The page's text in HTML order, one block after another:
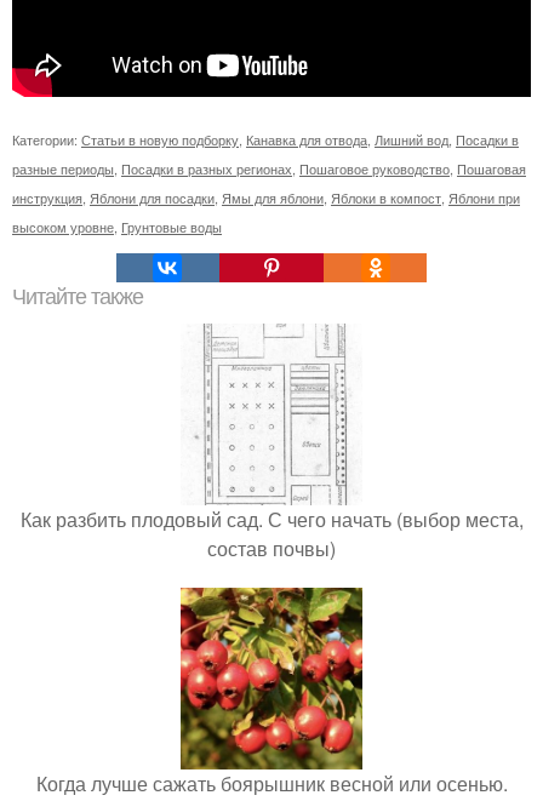
Категории: Статьи в новую подборку Канавка для отвода Лишний вод Посадки в
разные периоды Посадки в разных регионах Пошаговое руководство Пошаговая
инструкция Яблони для посадки Ямы для яблони Яблоки в компост Яблони при
высоком уровне Грунтовые воды
Читайте также
Как разбить плодовый сад. С чего начать (выбор места,
состав почвы)
Когда лучше сажать боярышник весной или осенью.